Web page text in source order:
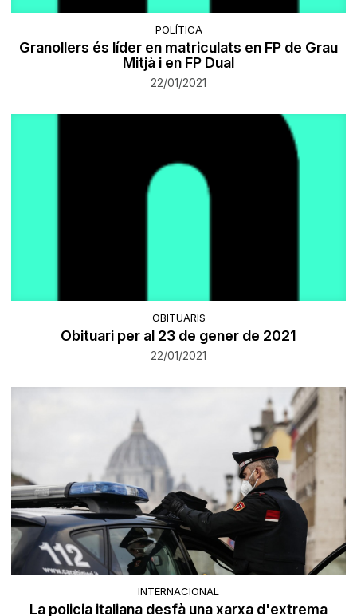
POLÍTICA
Granollers és líder en matriculats en FP de Grau
Mitjà i en FP Dual
22/01/2021
OBITUARIS
Obituari per al 23 de gener de 2021
22/01/2021
INTERNACIONAL
La policia italiana desfà una xarxa d'extrema